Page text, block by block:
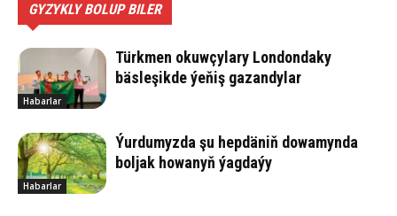
GYZYKLY BOLUP BILER
Habarlar
Türkmen okuwçylary Londondaky
bäsleşikde ýeňiş gazandylar
Habarlar
Ýurdumyzda şu hepdäniň dowamynda
boljak howanyň ýagdaýy